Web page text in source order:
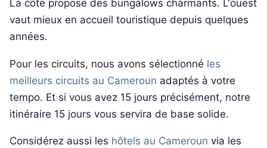
La côte propose des bungalows charmants. L'ouest
vaut mieux en accueil touristique depuis quelques
années.
Pour les circuits, nous avons sélectionné les
meilleurs circuits au Cameroun adaptés à votre
tempo. Et si vous avez 15 jours précisément, notre
itinéraire 15 jours vous servira de base solide.
Considérez aussi les hôtels au Cameroun via les